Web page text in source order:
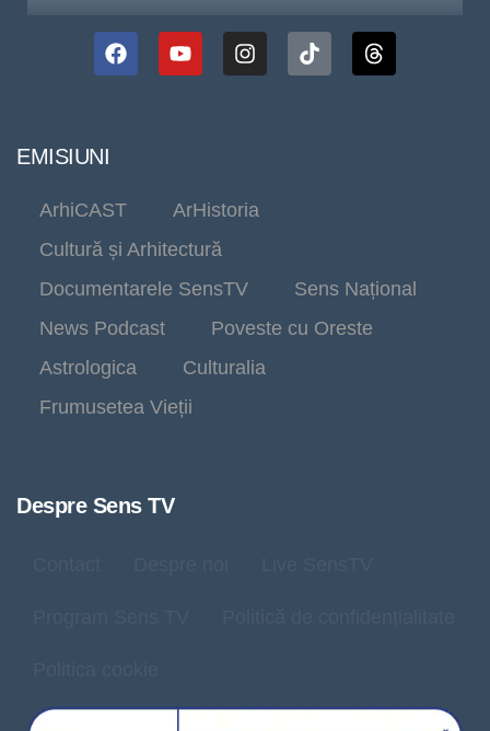
EMISIUNI
ArhiCAST
ArHistoria
Cultură și Arhitectură
Documentarele SensTV
Sens Național
News Podcast
Poveste cu Oreste
Astrologica
Culturalia
Frumusetea Vieții
Despre Sens TV